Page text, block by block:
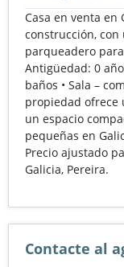
Casa en venta en
construcción, con
parqueadero
Antigüedad: 0
baños • Sala –
propiedad ofrece
un espacio
pequeñas en
Precio ajustado
Galicia, Pereira.
Contacte al